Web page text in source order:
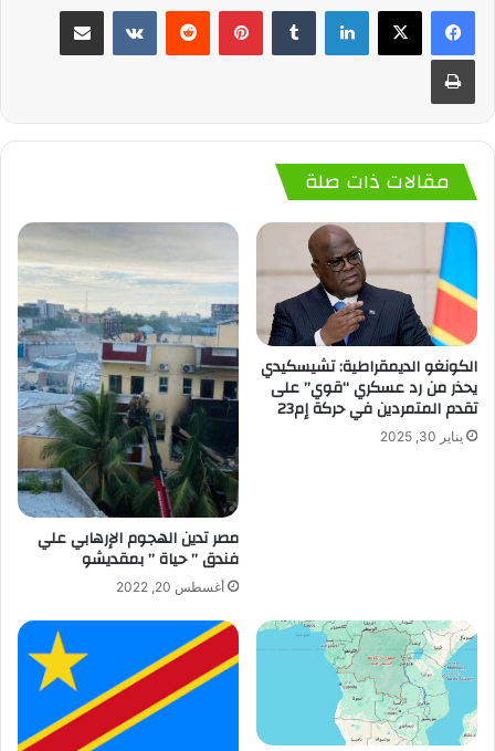
لينكدإن بينتيريست
مقالات ذات صلة
الكونغو الديمقراطية: تشيسكيدي
يحذر من رد عسكري “قوي” على
تقدم المتمردين في حركة إم23
يناير 30, 2025
مصر تدين الهجوم الإرهابي علي
فندق ” حياة ” بمقديشو
أغسطس 20, 2022